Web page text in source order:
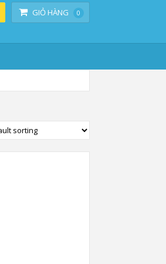
GIỎ HÀNG 0